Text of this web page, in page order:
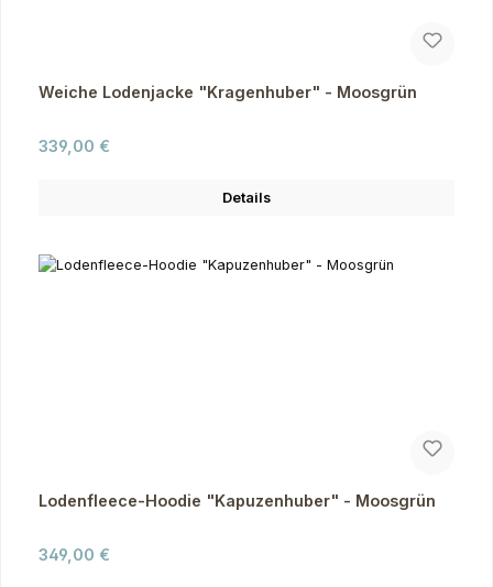
Weiche Lodenjacke "Kragenhuber" - Moosgrün
Regulärer Preis:
339,00 €
Details
Lodenfleece-Hoodie "Kapuzenhuber" - Moosgrün
Regulärer Preis:
349,00 €